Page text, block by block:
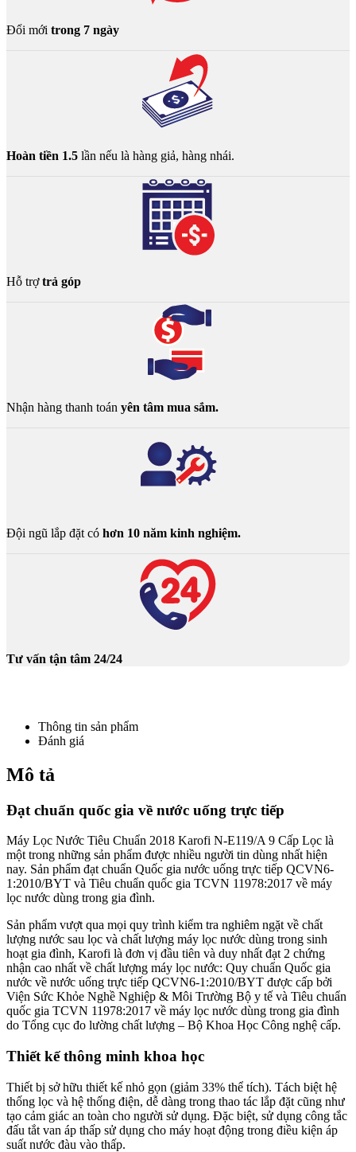
Đổi mới trong 7 ngày
Hoàn tiền 1.5 lần nếu là hàng giả, hàng nhái.
Hỗ trợtrả góp
Nhận hàng thanh toán yên tâm mua sắm.
Đội ngũ lắp đặt có hơn 10 năm kinh nghiệm.
Tư vấn tận tâm 24/24
Thông tin sản phẩm
Đánh giá
Mô tả
Đạt chuẩn quốc gia về nước uống trực tiếp
Máy Lọc Nước Tiêu Chuẩn 2018 Karofi N-E119/A 9 Cấp Lọc là
một trong những sản phẩm được nhiều người tin dùng nhất hiện
nay. Sản phẩm đạt chuẩn Quốc gia nước uống trực tiếp QCVN6-
1:2010/BYT và Tiêu chuẩn quốc gia TCVN 11978:2017 về máy
lọc nước dùng trong gia đình.
Sản phẩm vượt qua mọi quy trình kiểm tra nghiêm ngặt về chất
lượng nước sau lọc và chất lượng máy lọc nước dùng trong sinh
hoạt gia đình, Karofi là đơn vị đầu tiên và duy nhất đạt 2 chứng
nhận cao nhất về chất lượng máy lọc nước: Quy chuẩn Quốc gia
nước về nước uống trực tiếp QCVN6-1:2010/BYT được cấp bởi
Viện Sức Khỏe Nghề Nghiệp & Môi Trường Bộ y tế và Tiêu chuẩn
quốc gia TCVN 11978:2017 về máy lọc nước dùng trong gia đình
do Tổng cục đo lường chất lượng – Bộ Khoa Học Công nghệ cấp.
Thiết kế thông minh khoa học
Thiết bị sở hữu thiết kế nhỏ gọn (giảm 33% thể tích). Tách biệt hệ
thống lọc và hệ thống điện, dễ dàng trong thao tác lắp đặt cũng như
tạo cảm giác an toàn cho người sử dụng. Đặc biệt, sử dụng công tắc
đấu tắt van áp thấp sử dụng cho máy hoạt động trong điều kiện áp
suất nước đàu vào thấp.